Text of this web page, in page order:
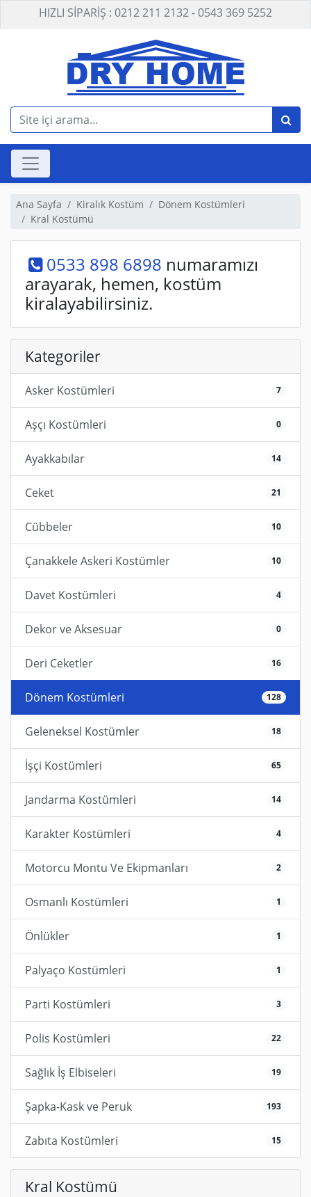
HIZLI SİPARİŞ : 0212 211 2132 - 0543 369 5252
Ana Sayfa Kiralık Kostüm
Dönem Kostümleri
Kral Kostümü
0533 898 6898 numaramızı
arayarak, hemen, kostüm
kiralayabilirsiniz.
Kategoriler
Asker Kostümleri 7
Aşçı Kostümleri 0
Ayakkabılar 14
Ceket 21
Cübbeler 10
Çanakkele Askeri Kostümler 10
Davet Kostümleri 4
Dekor ve Aksesuar 0
Deri Ceketler 16
Dönem Kostümleri 128
Geleneksel Kostümler 18
İşçi Kostümleri 65
Jandarma Kostümleri 14
Karakter Kostümleri 4
Motorcu Montu Ve Ekipmanları 2
Osmanlı Kostümleri 1
Önlükler 1
Palyaço Kostümleri 1
Parti Kostümleri 3
Polis Kostümleri 22
Sağlık İş Elbiseleri 19
Şapka-Kask ve Peruk 193
Zabıta Kostümleri 15
Kral Kostümü